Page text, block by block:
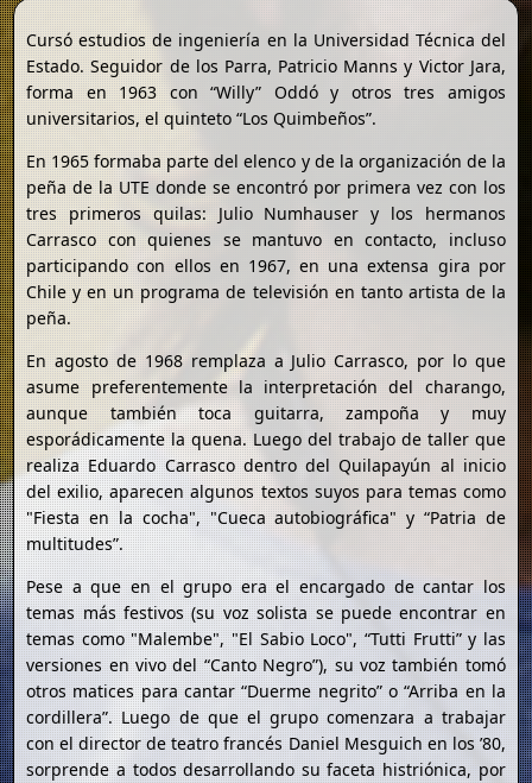
Cursó estudios de ingeniería en la Universidad Técnica del
Estado. Seguidor de los Parra, Patricio Manns y Victor Jara,
forma en 1963 con “Willy” Oddó y otros tres amigos
universitarios, el quinteto “Los Quimbeños”.
En 1965 formaba parte del elenco y de la organización de la
peña de la UTE donde se encontró por primera vez con los
tres primeros quilas: Julio Numhauser y los hermanos
Carrasco con quienes se mantuvo en contacto, incluso
participando con ellos en 1967, en una extensa gira por
Chile y en un programa de televisión en tanto artista de la
peña.
En agosto de 1968 remplaza a Julio Carrasco, por lo que
asume preferentemente la interpretación del charango,
aunque también toca guitarra, zampoña y muy
esporádicamente la quena. Luego del trabajo de taller que
realiza Eduardo Carrasco dentro del Quilapayún al inicio
del exilio, aparecen algunos textos suyos para temas como
"Fiesta en la cocha", "Cueca autobiográfica" y “Patria de
multitudes”.
Pese a que en el grupo era el encargado de cantar los
temas más festivos (su voz solista se puede encontrar en
temas como "Malembe", "El Sabio Loco", “Tutti Frutti” y las
versiones en vivo del “Canto Negro”), su voz también tomó
otros matices para cantar “Duerme negrito” o “Arriba en la
cordillera”. Luego de que el grupo comenzara a trabajar
con el director de teatro francés Daniel Mesguich en los ’80,
sorprende a todos desarrollando su faceta histriónica, por